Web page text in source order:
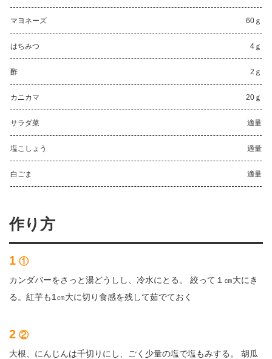
マヨネーズ 60ｇ
はちみつ 4ｇ
酢 2ｇ
カニカマ 20ｇ
サラダ菜 適量
塩こしょう 適量
白ごま 適量
作り方
1 ①
カンダバーをさっと湯どうしし、冷水にとる。 絞って１㎝大にき
る。紅芋も1㎝大に切り食感を残して茹でておく
2 ②
大根、にんじんは千切りにし、ごく少量の塩で塩もみする。 胡瓜